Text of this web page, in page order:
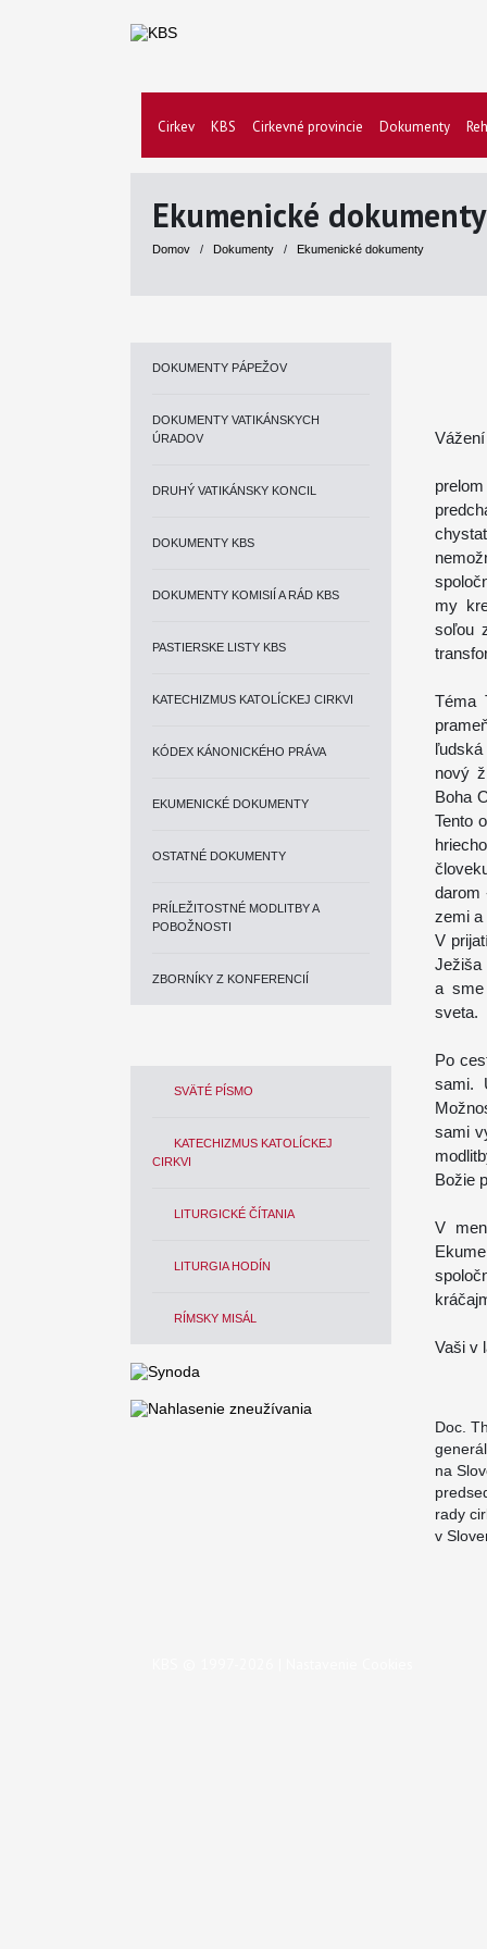
Cirkev KBS Cirkevné provincie Dokumenty
Ekumenické dokumenty
Domov / Dokumenty / Ekumenické dokumenty
DOKUMENTY PÁPEŽOV
DOKUMENTY VATIKÁNSKYCH
ÚRADOV
DRUHÝ VATIKÁNSKY KONCIL
DOKUMENTY KBS
DOKUMENTY KOMISIÍ A RÁD KBS
PASTIERSKE LISTY KBS
KATECHIZMUS KATOLÍCKEJ CIRKVI
KÓDEX KÁNONICKÉHO PRÁVA
EKUMENICKÉ DOKUMENTY
OSTATNÉ DOKUMENTY
PRÍLEŽITOSTNÉ MODLITBY A
POBOŽNOSTI
ZBORNÍKY Z KONFERENCIÍ
SVÄTÉ PÍSMO
KATECHIZMUS KATOLÍCKEJ
CIRKVI
LITURGICKÉ ČÍTANIA
LITURGIA HODÍN
RÍMSKY MISÁL
my
soľou
Téma
nový
Boha
Tento
darom
zemi a
V
Ježiša
a sme
sveta.
Po
sami.
sami
Božie
V
Vaši v
Doc.
na
rady
v